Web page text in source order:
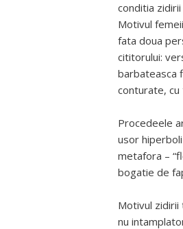
conditia
Motivul
fata doua
cititorului:
barbateasca
conturate,
Procedeele
usor
metafora –
bogatie de
Motivul zidirii
nu